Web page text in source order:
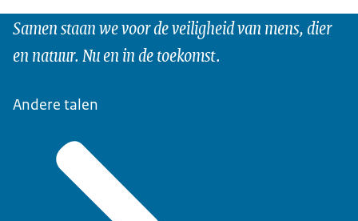
Samen staan we voor de veiligheid van mens, dier
en natuur. Nu en in de toekomst.
Andere talen